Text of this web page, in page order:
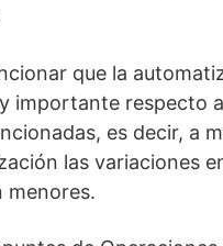
que la
importante respecto
es decir, a
las variaciones
menores.